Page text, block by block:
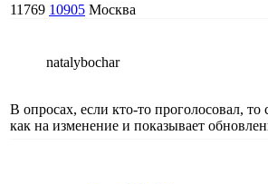
11769 10905 Москва
natalybochar
В опросах, если кто-то проголосовал, то
как на изменение и показывает